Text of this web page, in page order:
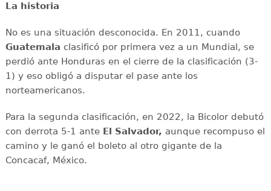
La historia
No es una situación desconocida. En 2011, cuando
Guatemala clasificó por primera vez a un Mundial, se
perdió ante Honduras en el cierre de la clasificación (3-
1) y eso obligó a disputar el pase ante los
norteamericanos.
Para la segunda clasificación, en 2022, la Bicolor debutó
con derrota 5-1 ante El Salvador, aunque recompuso el
camino y le ganó el boleto al otro gigante de la
Concacaf, México.